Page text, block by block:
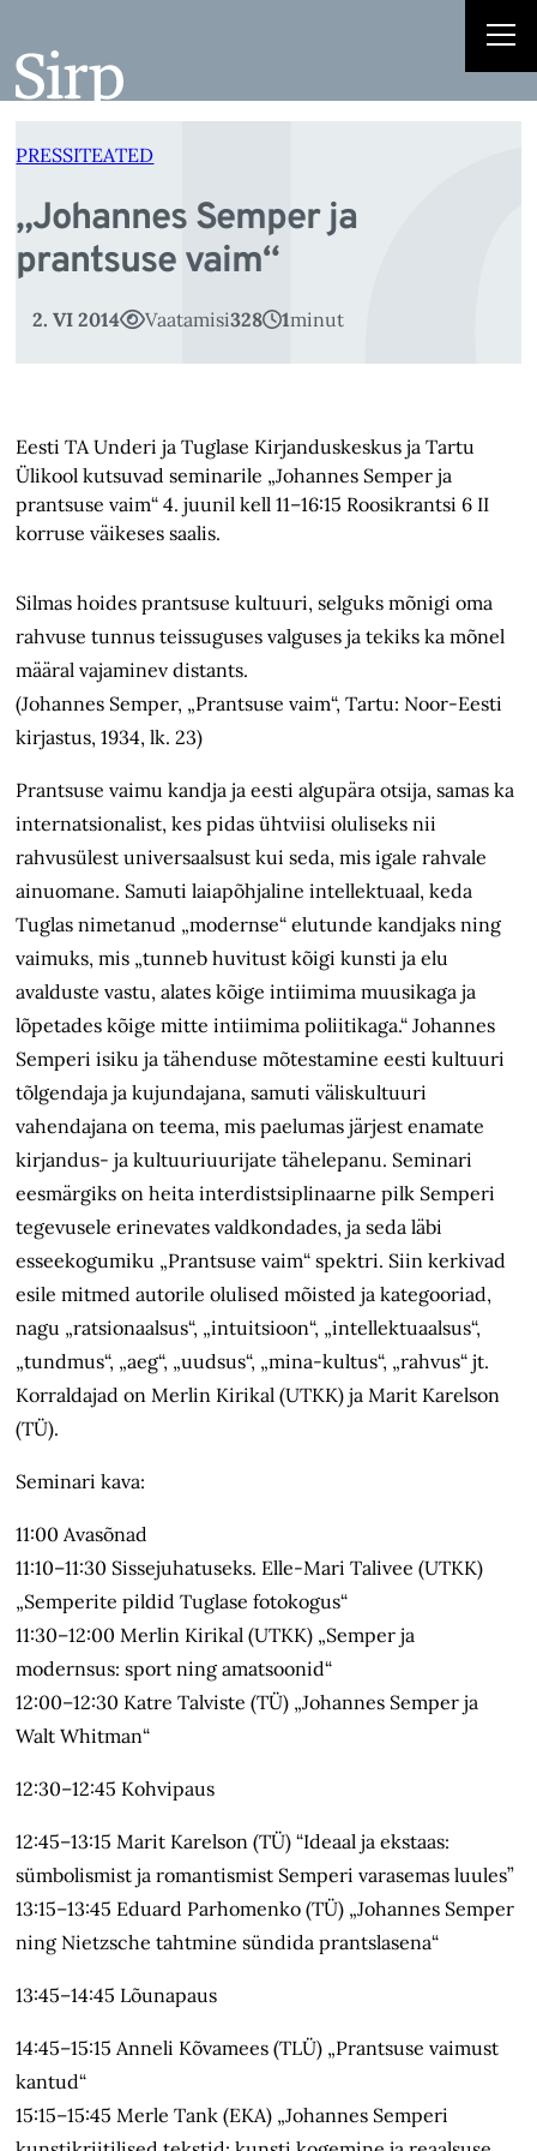
juurde
PRESSITEATED
„Johannes Semper ja
prantsuse vaim“
2. VI 2014 Vaatamisi328 1minut
Eesti TA Underi ja Tuglase Kirjanduskeskus ja Tartu
Ülikool kutsuvad seminarile „Johannes Semper ja
prantsuse vaim“ 4. juunil kell 11–16:15 Roosikrantsi 6 II
korruse väikeses saalis.
Silmas hoides prantsuse kultuuri, selguks mõnigi oma
rahvuse tunnus teissuguses valguses ja tekiks ka mõnel
määral vajaminev distants.
(Johannes Semper, „Prantsuse vaim“, Tartu: Noor-Eesti
kirjastus, 1934, lk. 23)
Prantsuse vaimu kandja ja eesti algupära otsija, samas ka
internatsionalist, kes pidas ühtviisi oluliseks nii
rahvusülest universaalsust kui seda, mis igale rahvale
ainuomane. Samuti laiapõhjaline intellektuaal, keda
Tuglas nimetanud „modernse“ elutunde kandjaks ning
vaimuks, mis „tunneb huvitust kõigi kunsti ja elu
avalduste vastu, alates kõige intiimima muusikaga ja
lõpetades kõige mitte intiimima poliitikaga.“ Johannes
Semperi isiku ja tähenduse mõtestamine eesti kultuuri
tõlgendaja ja kujundajana, samuti väliskultuuri
vahendajana on teema, mis paelumas järjest enamate
kirjandus- ja kultuuriuurijate tähelepanu. Seminari
eesmärgiks on heita interdistsiplinaarne pilk Semperi
tegevusele erinevates valdkondades, ja seda läbi
esseekogumiku „Prantsuse vaim“ spektri. Siin kerkivad
esile mitmed autorile olulised mõisted ja kategooriad,
nagu „ratsionaalsus“, „intuitsioon“, „intellektuaalsus“,
„tundmus“, „aeg“, „uudsus“, „mina-kultus“, „rahvus“ jt.
Korraldajad on Merlin Kirikal (UTKK) ja Marit Karelson
(TÜ).
Seminari kava:
11:00 Avasõnad
11:10–11:30 Sissejuhatuseks. Elle-Mari Talivee (UTKK)
„Semperite pildid Tuglase fotokogus“
11:30–12:00 Merlin Kirikal (UTKK) „Semper ja
modernsus: sport ning amatsoonid“
12:00–12:30 Katre Talviste (TÜ) „Johannes Semper ja
Walt Whitman“
12:30–12:45 Kohvipaus
12:45–13:15 Marit Karelson (TÜ) “Ideaal ja ekstaas:
sümbolismist ja romantismist Semperi varasemas luules”
13:15–13:45 Eduard Parhomenko (TÜ) „Johannes Semper
ning Nietzsche tahtmine sündida prantslasena“
13:45–14:45 Lõunapaus
14:45–15:15 Anneli Kõvamees (TLÜ) „Prantsuse vaimust
kantud“
15:15–15:45 Merle Tank (EKA) „Johannes Semperi